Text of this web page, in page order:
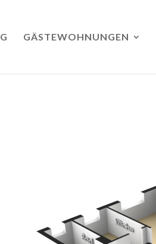
GÄSTEWOHNUNGEN